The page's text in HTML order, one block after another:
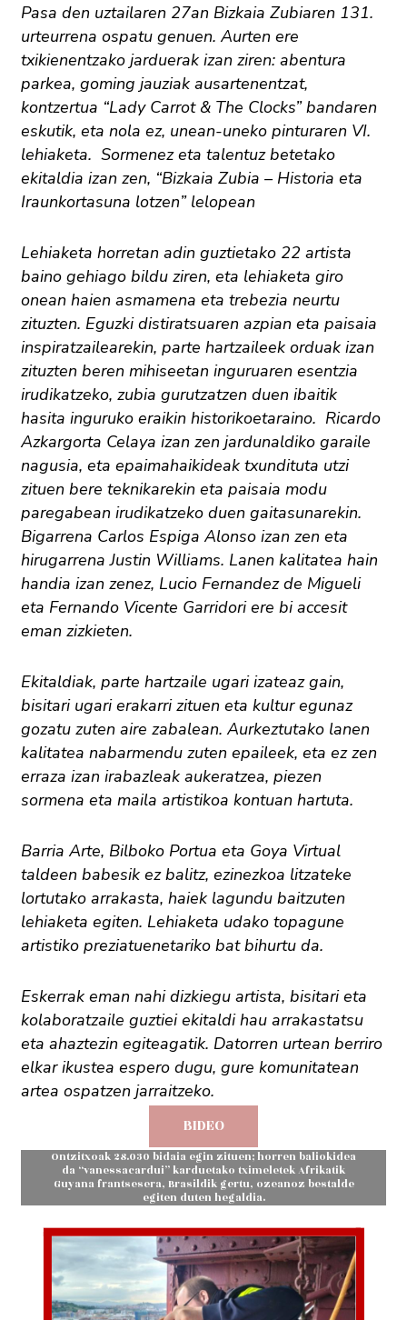
Pasa den uztailaren 27an Bizkaia Zubiaren 131.
urteurrena ospatu genuen. Aurten ere
txikienentzako jarduerak izan ziren: abentura
parkea, goming jauziak ausartenentzat,
kontzertua “Lady Carrot & The Clocks” bandaren
eskutik, eta nola ez, unean-uneko pinturaren VI.
lehiaketa. Sormenez eta talentuz betetako
ekitaldia izan zen, “Bizkaia Zubia – Historia eta
Iraunkortasuna lotzen” lelopean
Lehiaketa horretan adin guztietako 22 artista
baino gehiago bildu ziren, eta lehiaketa giro
onean haien asmamena eta trebezia neurtu
zituzten. Eguzki distiratsuaren azpian eta paisaia
inspiratzailearekin, parte hartzaileek orduak izan
zituzten beren mihiseetan inguruaren esentzia
irudikatzeko, zubia gurutzatzen duen ibaitik
hasita inguruko eraikin historikoetaraino. Ricardo
Azkargorta Celaya izan zen jardunaldiko garaile
nagusia, eta epaimahaikideak txundituta utzi
zituen bere teknikarekin eta paisaia modu
paregabean irudikatzeko duen gaitasunarekin.
Bigarrena Carlos Espiga Alonso izan zen eta
hirugarrena Justin Williams. Lanen kalitatea hain
handia izan zenez, Lucio Fernandez de Migueli
eta Fernando Vicente Garridori ere bi accesit
eman zizkieten.
Ekitaldiak, parte hartzaile ugari izateaz gain,
bisitari ugari erakarri zituen eta kultur egunaz
gozatu zuten aire zabalean. Aurkeztutako lanen
kalitatea nabarmendu zuten epaileek, eta ez zen
erraza izan irabazleak aukeratzea, piezen
sormena eta maila artistikoa kontuan hartuta.
Barria Arte, Bilboko Portua eta Goya Virtual
taldeen babesik ez balitz, ezinezkoa litzateke
lortutako arrakasta, haiek lagundu baitzuten
lehiaketa egiten. Lehiaketa udako topagune
artistiko preziatuenetariko bat bihurtu da.
Eskerrak eman nahi dizkiegu artista, bisitari eta
kolaboratzaile guztiei ekitaldi hau arrakastatsu
eta ahaztezin egiteagatik. Datorren urtean berriro
elkar ikustea espero dugu, gure komunitatean
artea ospatzen jarraitzeko.
BIDEO
Ontzitxoak 28.030 bidaia egin zituen; horren baliokidea
da “vanessacardui” karduetako tximeletek Afrikatik
Guyana frantsesera, Brasildik gertu, ozeanoz bestalde
egiten duten hegaldia.